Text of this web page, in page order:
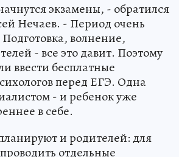
экзамены, - обратился
Нечаев. - Период очень
волнение,
- все это давит. Поэтому
ввести бесплатные
перед ЕГЭ. Одна
- и ребенок уже
в себе.
и родителей: для
отдельные